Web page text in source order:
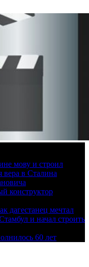
мову и строил
вера в Сталина
конструктор
дагестанец мечтал
и начал строить
60 лет